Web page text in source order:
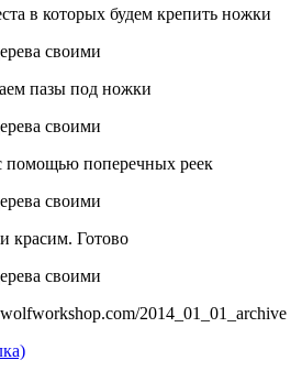
в которых будем крепить ножки
пазы под ножки
помощью поперечных реек
красим. Готово
2014_01_01_archive